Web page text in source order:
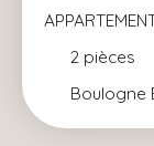
2 pièces
Boulogne